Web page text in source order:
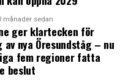
Ullman Hammer og
deres beregninger vil
på broen indenfor en
man tager højde for de
månader sedan
ger klartecken för
av nya Öresundståg – nu
fem regioner fatta
beslut